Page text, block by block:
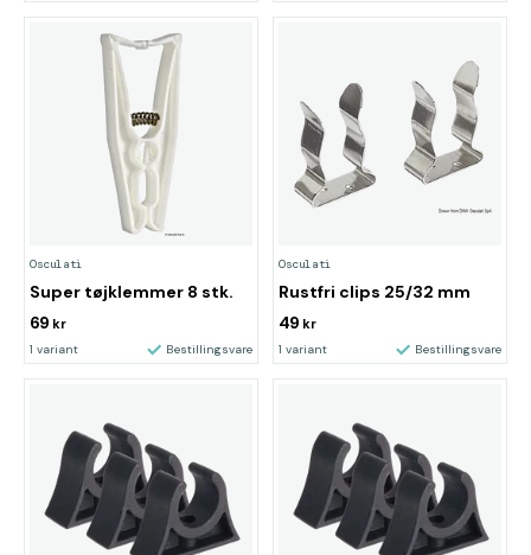
Osculati
Super tøjklemmer 8 stk.
69 kr
1 variant Bestillingsvare
Osculati
Rustfri clips 25/32 mm
49 kr
1 variant Bestillingsvare